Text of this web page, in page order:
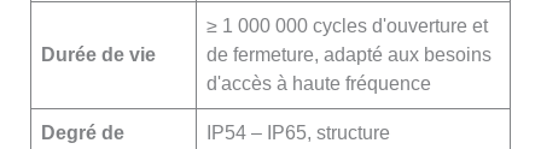
Durée de vie
≥ 1 000 000 cycles d'ouverture et
de fermeture, adapté aux besoins
d'accès à haute fréquence
Degré de
IP54 – IP65, structure